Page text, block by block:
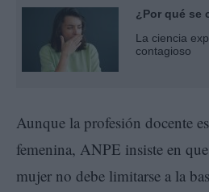
¿Por qué se
La ciencia
contagioso
Aunque la profesión docente
femenina, ANPE insiste en
mujer no debe limitarse a la